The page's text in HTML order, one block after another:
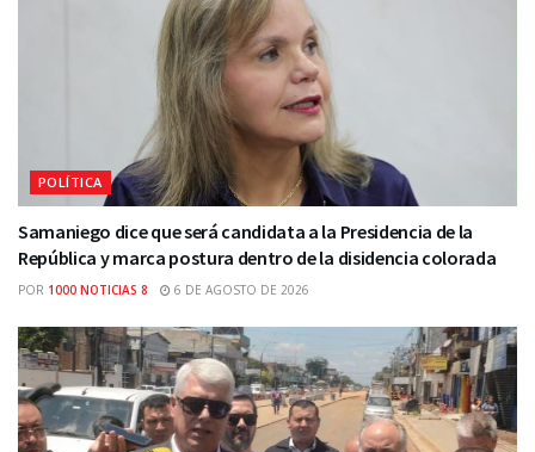
POLÍTICA
Samaniego dice que será candidata a la Presidencia de la
República y marca postura dentro de la disidencia colorada
POR 1000 NOTICIAS 8 6 DE AGOSTO DE 2026